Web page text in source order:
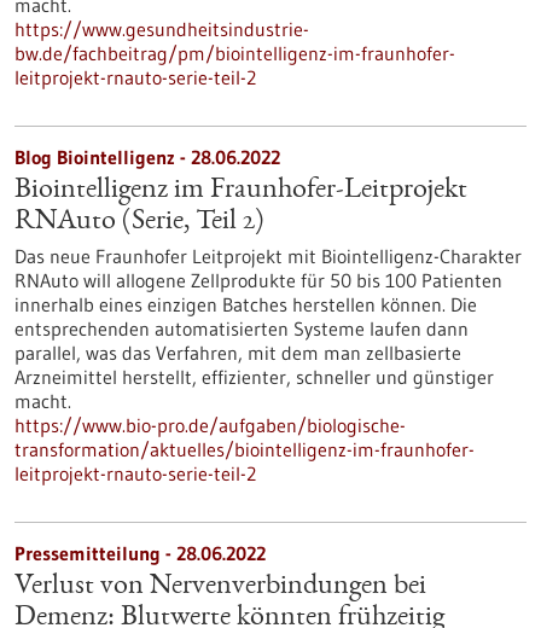
macht.
https://www.gesundheitsindustrie-
bw.de/fachbeitrag/pm/biointelligenz-im-fraunhofer-
leitprojekt-rnauto-serie-teil-2
Blog Biointelligenz - 28.06.2022
Biointelligenz im Fraunhofer-Leitprojekt
RNAuto (Serie, Teil 2)
Das neue Fraunhofer Leitprojekt mit Biointelligenz-Charakter
RNAuto will allogene Zellprodukte für 50 bis 100 Patienten
innerhalb eines einzigen Batches herstellen können. Die
entsprechenden automatisierten Systeme laufen dann
parallel, was das Verfahren, mit dem man zellbasierte
Arzneimittel herstellt, effizienter, schneller und günstiger
macht.
https://www.bio-pro.de/aufgaben/biologische-
transformation/aktuelles/biointelligenz-im-fraunhofer-
leitprojekt-rnauto-serie-teil-2
Pressemitteilung - 28.06.2022
Verlust von Nervenverbindungen bei
Demenz: Blutwerte könnten frühzeitig